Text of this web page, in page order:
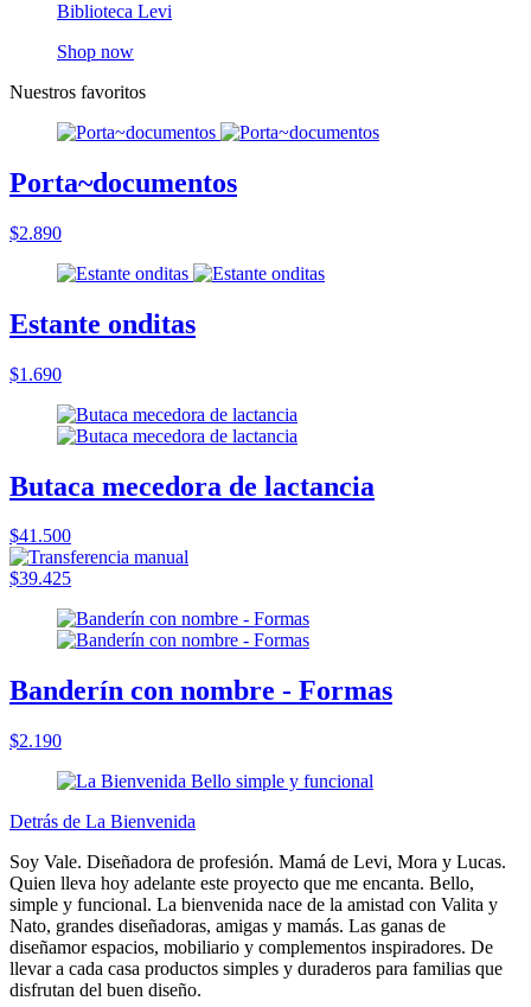
Biblioteca Levi
Shop now
Nuestros favoritos
Porta~documentos
$2.890
Estante onditas
$1.690
Butaca mecedora de lactancia
$41.500
$39.425
Banderín con nombre - Formas
$2.190
Detrás de La Bienvenida
Soy Vale. Diseñadora de profesión. Mamá de Levi, Mora y Lucas.
Quien lleva hoy adelante este proyecto que me encanta. Bello,
simple y funcional. La bienvenida nace de la amistad con Valita y
Nato, grandes diseñadoras, amigas y mamás. Las ganas de
diseñamor espacios, mobiliario y complementos inspiradores. De
llevar a cada casa productos simples y duraderos para familias que
disfrutan del buen diseño.